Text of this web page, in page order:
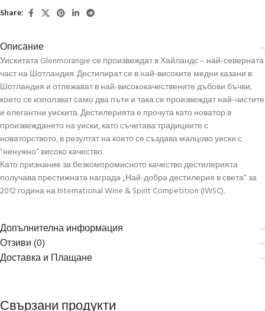
Share:
Описание
Уискитата Glenmorangie се произвеждат в Хайландс – най-северната
част на Шотландия. Дестилират се в най-високите медни казани в
Шотландия и отлежават в най-висококачествените дъбови бъчви,
които се използват само два пъти и така се произвеждат най-чистите
и елегантни уискита. Дестилерията е прочута като новатор в
произвеждането на уиски, като съчетава традициите с
новаторството, в резултат на което се създава малцово уиски с
“ненужно” високо качество.
Като признание за безкомпромисното качество дестилерията
получава престижната награда „Най-добра дестилерия в света“ за
2012 година на International Wine & Spirit Competition (IWSC).
Допълнителна информация
Отзиви (0)
Доставка и Плащане
Свързани продукти